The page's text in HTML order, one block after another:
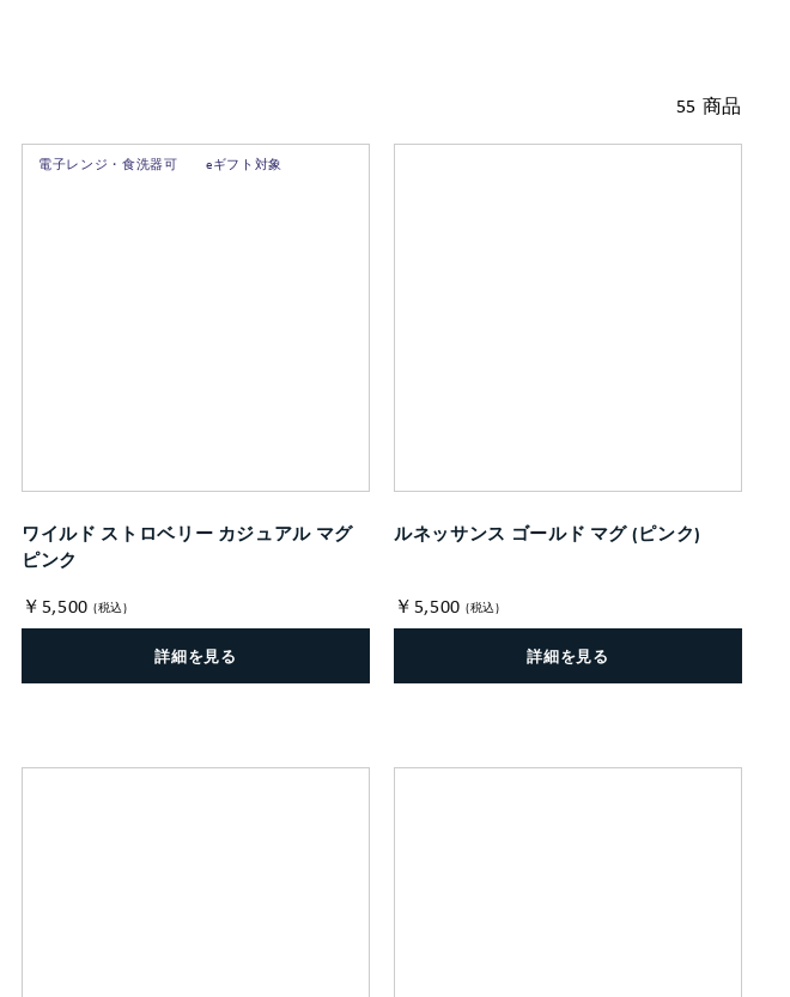
55 商品
電子レンジ・食洗器可 eギフト対象
ワイルド ストロベリー カジュアル マグ
ピンク
￥5,500 (税込)
詳細を見る
ルネッサンス ゴールド マグ (ピンク)
￥5,500 (税込)
詳細を見る